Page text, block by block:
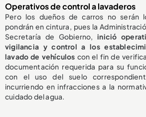
Operativos de control a lavaderos
Pero los dueños de carros no serán
pondrán en cintura, pues la
Secretaría de Gobierno,inició
vigilancia y control a los
lavado de vehículos con el fin de
documentación requerida para su
con el uso del suelo
incurriendo en infracciones a la
cuidado del agua.